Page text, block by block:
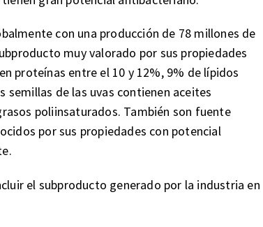
con una producción de 78 millones de
muy valorado por sus propiedades
proteínas entre el 10 y 12%, 9% de lípidos
semillas de las uvas contienen aceites
poliinsaturados. También son fuente
por sus propiedades con potencial
el subproducto generado por la industria en